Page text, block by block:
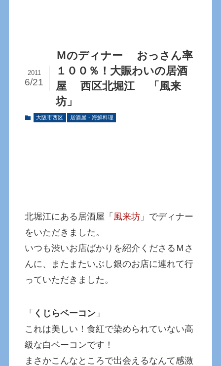
Ｍのディナー おっさん率
１００％！大賑わいの居酒
屋 西区北堀江 「風来
坊」
2011
6/21
大阪市西区 居酒屋・海鮮料理
北堀江にある居酒屋「 風来坊 」でディナー
をいただきました。
いつも渋いお店ばかりを紹介くださるＭさ
んに、またまたいぶし銀のお店に連れて行
っていただきました。
「 くじらベーコン 」
これは美しい！食紅で染められていない高
級な白ベーコンです！
まさかこんなところで出会えるなんて感激